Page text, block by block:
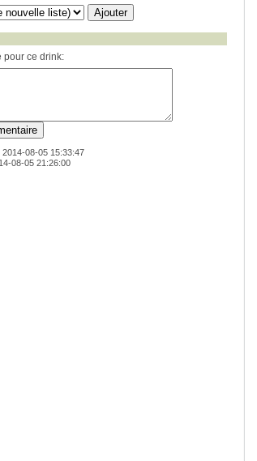
pour ce drink:
2014-08-05 15:33:47
08-05 21:26:00